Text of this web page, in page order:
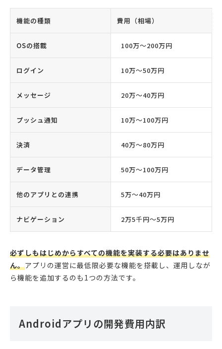
機能の種類 費用（相場）
OSの搭載 100万〜200万円
ログイン 10万〜50万円
メッセージ 20万〜40万円
プッシュ通知 10万〜100万円
決済 40万〜80万円
データ管理 50万〜100万円
他のアプリとの連携 5万〜40万円
ナビゲーション 2万5千円〜5万円
必ずしもはじめからすべての機能を実装する必要はありませ
ん。アプリの運営に最低限必要な機能を搭載し、運用しなが
ら機能を追加するのも1つの方法です。
Androidアプリの開発費用内訳